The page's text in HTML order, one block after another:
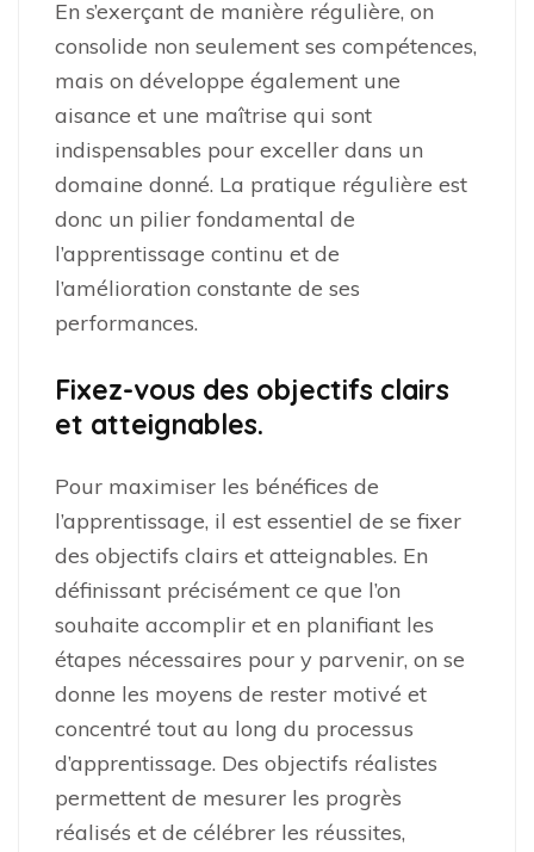
En s’exerçant de manière régulière, on
consolide non seulement ses compétences,
mais on développe également une
aisance et une maîtrise qui sont
indispensables pour exceller dans un
domaine donné. La pratique régulière est
donc un pilier fondamental de
l’apprentissage continu et de
l’amélioration constante de ses
performances.
Fixez-vous des objectifs clairs
et atteignables.
Pour maximiser les bénéfices de
l’apprentissage, il est essentiel de se fixer
des objectifs clairs et atteignables. En
définissant précisément ce que l’on
souhaite accomplir et en planifiant les
étapes nécessaires pour y parvenir, on se
donne les moyens de rester motivé et
concentré tout au long du processus
d’apprentissage. Des objectifs réalistes
permettent de mesurer les progrès
réalisés et de célébrer les réussites,